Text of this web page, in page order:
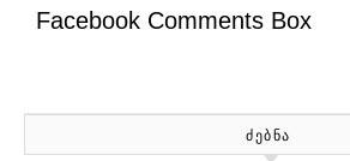
Facebook Comments Box
ᲫᲔᲑᲜᲐ